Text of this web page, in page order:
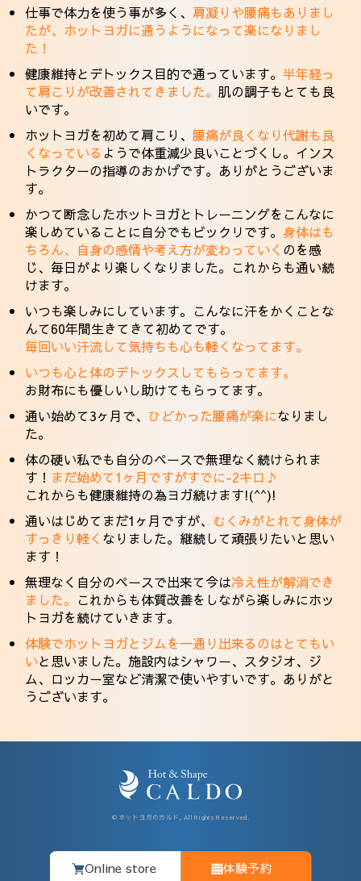
仕事で体力を使う事が多く、 肩凝りや腰痛もありまし
たが、ホットヨガに通うようになって楽になりまし
た！
健康維持とデトックス目的で通っています。半年経っ
て肩こりが改善されてきました。肌の調子もとても良
いです。
ホットヨガを初めて肩こり、腰痛が良くなり代謝も良
くなっている ようで体重減少良いことづくし。インス
トラクターの指導のおかげです。ありがとうございま
す。
かつて断念したホットヨガとトレーニングをこんなに
楽しめていることに自分でもビックリです。 身体はも
ちろん、自身の感情や考え方が変わっていく のを感
じ、毎日がより楽しくなりました。これからも通い続
けます。
いつも楽しみにしています。こんなに汗をかくことな
んて60年間生きてきて初めてです。
毎回いい汗流して気持ちも心も軽くなってます。
いつも心と体のデトックスしてもらってます。
お財布にも優しいし助けてもらってます。
通い始めて3ヶ月で、 ひどかった腰痛が楽になりまし
た。
体の硬い私でも自分のペースで無理なく続けられま
す！ まだ始めて1ヶ月ですがすでに-2キロ♪
これからも健康維持の為ヨガ続けます!(^^)!
通いはじめてまだ1ヶ月ですが、 むくみがとれて身体が
すっきり軽く なりました。継続して頑張りたいと思い
ます！
無理なく自分のペースで出来て今は冷え性が解消でき
ました。 これからも体質改善をしながら楽しみにホッ
トヨガを続けていきます。
体験でホットヨガとジムを一通り出来るのはとてもい
いと思いました。施設内はシャワー、スタジオ、ジ
ム、ロッカー室など清潔で使いやすいです。ありがと
うございます。
Online store 体験予約
© ホットヨガのカルド, All Rights Reserved.